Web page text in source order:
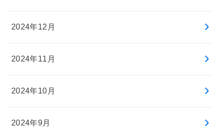
2024年12月
2024年11月
2024年10月
2024年9月